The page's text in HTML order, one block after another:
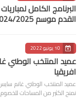
البرنامج الكامل
القدم موسم 2024/2025
10 يونيو 2022
عميد المنتخب الوطني
افريقيا
عميد المنتخب الوطني غانم
نمنح الكثير من المساحات